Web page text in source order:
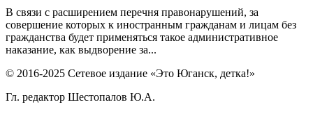
В связи с расширением перечня правонарушений, за
совершение которых к иностранным гражданам и лицам без
гражданства будет применяться такое административное
наказание, как выдворение за...
© 2016-2025 Сетевое издание «Это Юганск, детка!»
Гл. редактор Шестопалов Ю.А.